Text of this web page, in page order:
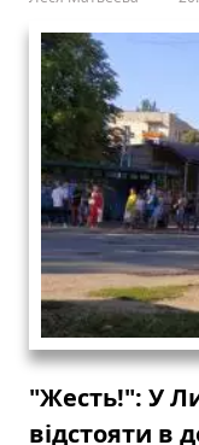
"Жесть!": У
відстояти в